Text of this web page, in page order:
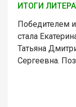
ИТОГИ
Победителем
стала
Татьяна
Сергеевна.